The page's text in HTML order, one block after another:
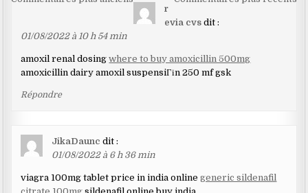
les
commentaires
r
evia cvs dit :
01/08/2022 à 10 h 54 min
amoxil renal dosingwhere to buy amoxicillin 500mg
amoxicillin dairy amoxil suspensiГіn 250 mf gsk
Répondre
JikaDaunc dit :
01/08/2022 à 6 h 36 min
viagra 100mg tablet price in india onlinegeneric sildenafil